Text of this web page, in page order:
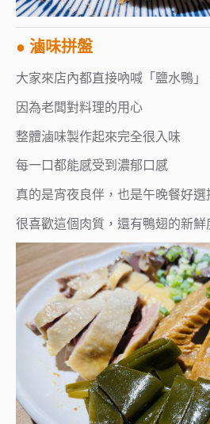
● 滷味拼盤
大家來店內都直接吶喊「鹽水鴨」
因為老闆對料理的用心
整體滷味製作起來完全很入味
每一口都能感受到濃郁口感
真的是宵夜良伴，也是午晚餐好選
很喜歡這個肉質，還有鴨翅的新鮮